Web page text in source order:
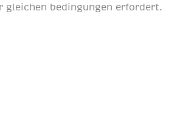
gleichen bedingungen erfordert.